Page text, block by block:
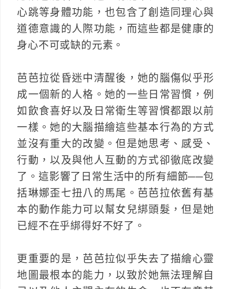
心跳等身體功能，也包含了創造同理心與
道德意識的人際功能，而這些都是健康的
身心不可或缺的元素。
芭芭拉從昏迷中清醒後，她的腦傷似乎形
成一個新的人格。她的一些日常習慣，例
如飲食喜好以及日常衛生等習慣都跟以前
一樣。她的大腦描繪這些基本行為的方式
並沒有重大的改變。但是她思考、感受、
行動，以及與他人互動的方式卻徹底改變
了。這影響了日常生活中的所有細節──包
括琳娜歪七扭八的馬尾。芭芭拉依舊有基
本的動作能力可以幫女兒綁頭髮，但是她
已經不在乎綁得好不好了。
更重要的是，芭芭拉似乎失去了描繪心靈
地圖最根本的能力，以致於她無法理解自